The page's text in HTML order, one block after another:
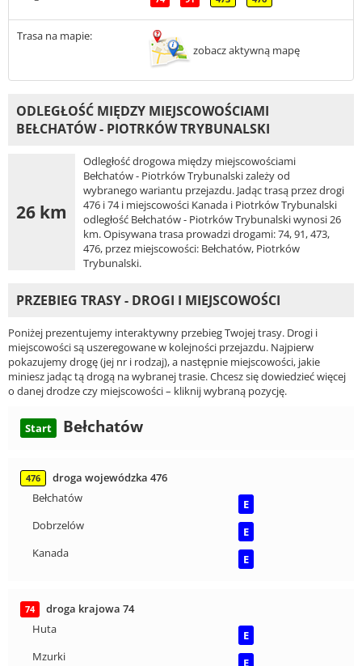
Trasa na mapie:
zobacz aktywną mapę
ODLEGŁOŚĆ MIĘDZY MIEJSCOWOŚCIAMI
BEŁCHATÓW - PIOTRKÓW TRYBUNALSKI
26 km
Odległość drogowa między miejscowościami
Bełchatów - Piotrków Trybunalski zależy od
wybranego wariantu przejazdu. Jadąc trasą przez drogi
476 i 74 i miejscowości Kanada i Piotrków Trybunalski
odległość Bełchatów - Piotrków Trybunalski wynosi 26
km. Opisywana trasa prowadzi drogami: 74, 91, 473,
476, przez miejscowości: Bełchatów, Piotrków
Trybunalski.
PRZEBIEG TRASY - DROGI I MIEJSCOWOŚCI
Poniżej prezentujemy interaktywny przebieg Twojej trasy. Drogi i
miejscowości są uszeregowane w kolejności przejazdu. Najpierw
pokazujemy drogę (jej nr i rodzaj), a następnie miejscowości, jakie
miniesz jadąc tą drogą na wybranej trasie. Chcesz się dowiedzieć więcej
o danej drodze czy miejscowości – kliknij wybraną pozycję.
Start Bełchatów
476
droga wojewódzka 476
Bełchatów
E
Dobrzelów
E
Kanada
E
74
droga krajowa 74
Huta
E
Mzurki
E